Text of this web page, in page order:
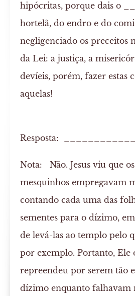
hipócritas, porque dais o
hortelã, do endro e do
negligenciado os preceitos
da Lei: a justiça, a
devíeis, porém, fazer estas
aquelas!
Resposta:
Nota: Não. Jesus viu que
mesquinhos empregavam
contando cada uma das
sementes para o dízimo,
de levá-las ao templo pelo
por exemplo. Portanto, Ele
repreendeu por serem tão
dízimo enquanto falhavam